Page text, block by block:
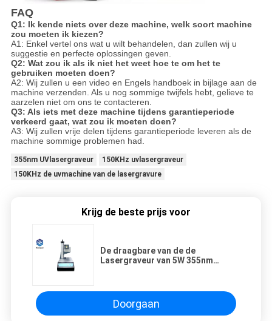
FAQ
Q1: Ik kende niets over deze machine, welk soort machine
zou moeten ik kiezen?
A1: Enkel vertel ons wat u wilt behandelen, dan zullen wij u
suggestie en perfecte oplossingen geven.
Q2: Wat zou ik als ik niet het weet hoe te om het te
gebruiken moeten doen?
A2: Wij zullen u een video en Engels handboek in bijlage aan de
machine verzenden. Als u nog sommige twijfels hebt, gelieve te
aarzelen niet om ons te contacteren.
Q3: Als iets met deze machine tijdens garantieperiode
verkeerd gaat, wat zou ik moeten doen?
A3: Wij zullen vrije delen tijdens garantieperiode leveren als de
machine sommige problemen had.
355nm UVlasergraveur
150KHz uvlasergraveur
150KHz de uvmachine van de lasergravure
Krijg de beste prijs voor
De draagbare van de de
Lasergraveur van 5W 355nm
Doorgaan